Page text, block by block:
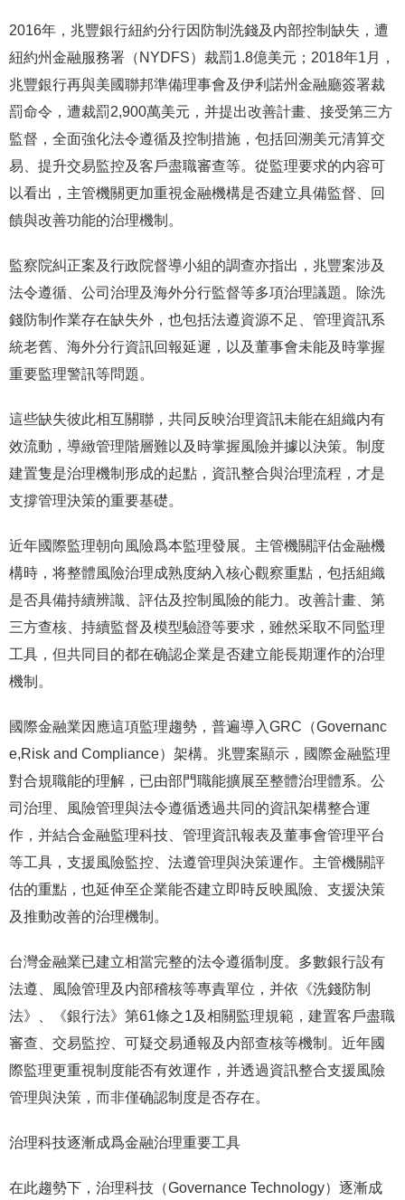
2016年，兆豐銀行紐約分行因防制洗錢及内部控制缺失，遭
紐約州金融服務署（NYDFS）裁罰1.8億美元；2018年1月，
兆豐銀行再與美國聯邦準備理事會及伊利諾州金融廳簽署裁
罰命令，遭裁罰2,900萬美元，并提出改善計畫、接受第三方
監督，全面強化法令遵循及控制措施，包括回溯美元清算交
易、提升交易監控及客戶盡職審查等。從監理要求的内容可
以看出，主管機關更加重視金融機構是否建立具備監督、回
饋與改善功能的治理機制。
監察院糾正案及行政院督導小組的調查亦指出，兆豐案涉及
法令遵循、公司治理及海外分行監督等多項治理議題。除洗
錢防制作業存在缺失外，也包括法遵資源不足、管理資訊系
統老舊、海外分行資訊回報延遲，以及董事會未能及時掌握
重要監理警訊等問題。
這些缺失彼此相互關聯，共同反映治理資訊未能在組織内有
效流動，導緻管理階層難以及時掌握風險并據以決策。制度
建置隻是治理機制形成的起點，資訊整合與治理流程，才是
支撐管理決策的重要基礎。
近年國際監理朝向風險爲本監理發展。主管機關評估金融機
構時，将整體風險治理成熟度納入核心觀察重點，包括組織
是否具備持續辨識、評估及控制風險的能力。改善計畫、第
三方查核、持續監督及模型驗證等要求，雖然采取不同監理
工具，但共同目的都在确認企業是否建立能長期運作的治理
機制。
國際金融業因應這項監理趨勢，普遍導入GRC（Governanc
e,Risk and Compliance）架構。兆豐案顯示，國際金融監理
對合規職能的理解，已由部門職能擴展至整體治理體系。公
司治理、風險管理與法令遵循透過共同的資訊架構整合運
作，并結合金融監理科技、管理資訊報表及董事會管理平台
等工具，支援風險監控、法遵管理與決策運作。主管機關評
估的重點，也延伸至企業能否建立即時反映風險、支援決策
及推動改善的治理機制。
台灣金融業已建立相當完整的法令遵循制度。多數銀行設有
法遵、風險管理及内部稽核等專責單位，并依《洗錢防制
法》、《銀行法》第61條之1及相關監理規範，建置客戶盡職
審查、交易監控、可疑交易通報及内部查核等機制。近年國
際監理更重視制度能否有效運作，并透過資訊整合支援風險
管理與決策，而非僅确認制度是否存在。
​治理科技逐漸成爲金融治理重要工具​
在此趨勢下，治理科技（Governance Technology）逐漸成